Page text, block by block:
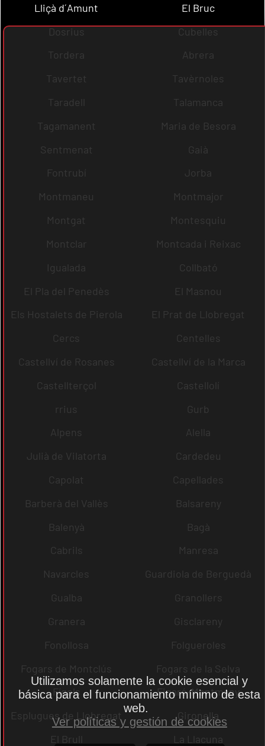
Lliçà d´Amunt
El Bruc
Dosrius
Cubelles
Tordera
Abrera
Tavertet
Tavèrnoles
Taradell
Talamanca
Tagamanent
Maria de Besora
Sentmenat
Gaià
Fontrubí
Jorba
Montmaneu
Montmajor
Montgat
Montesquiu
Montclar
Montcada i Reixac
Igualada
Collbató
El Pla del Penedès
El Masnou
Els Hostalets de Pierola
El Prat de Llobregat
Cercs
Centelles
Castellví de Rosanes
Castellví de la Marca
Castellterçol
Castellolí
rrius
Gurb
Alpens
Alella
Julià de Vilatorta
Cardedeu
Capolat
Capellades
Barberà del Vallès
Balsareny
Balenyà
Bagà
Cabrils
Manresa
Navarcles
Guardiola de Berguedà
Gualba
Granollers
Granera
Gisclareny
Fonollosa
Folgueroles
Fogars de Montclús
Fogars de la Selva
Fígols
Figaró-Montmany
Esplugues de Llobregat
Gironella
El Brull
La Llacuna
Utilizamos solamente la cookie esencial y
básica para el funcionamiento mínimo de esta
web.
Ver políticas y gestión de cookies